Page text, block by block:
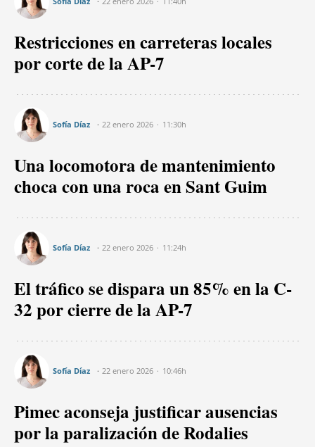
Restricciones en carreteras locales
por corte de la AP-7
Sofía Díaz 22 enero 2026 11:30h
Una locomotora de mantenimiento
choca con una roca en Sant Guim
Sofía Díaz 22 enero 2026 11:24h
El tráfico se dispara un 85% en la C-
32 por cierre de la AP-7
Sofía Díaz 22 enero 2026 10:46h
Pimec aconseja justificar ausencias
por la paralización de Rodalies